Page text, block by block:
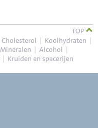
TOP
Cholesterol | Koolhydraten |
Mineralen | Alcohol |
| Kruiden en specerijen